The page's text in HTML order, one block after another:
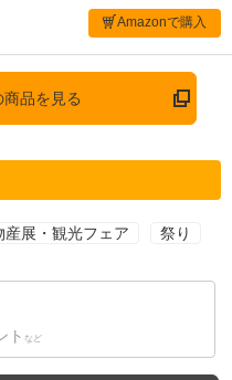
Amazonで購入
品を見る
産展・観光フェア 祭り
ト など